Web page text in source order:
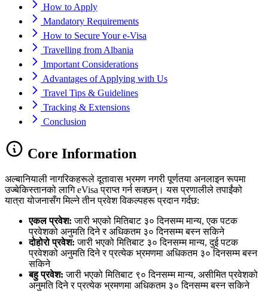
How to Apply
Mandatory Requirements
How to Secure Your e-Visa
Travelling from Albania
Important Considerations
Advantages of Applying with Us
Travel Tips & Guidelines
Tracking & Extensions
Conclusion
Core Information
अल्बानियाली नागरिकहरूले दूतावास भ्रमण नगरी पूर्णतया अनलाइन रूपमा
उज्बेकिस्तानको लागि eVisa प्राप्त गर्न सक्छन्। यस प्रणालीले तपाईंको
यात्रा योजनासँग मिल्ने तीन प्रवेश विकल्पहरू प्रदान गर्दछ:
एकल प्रवेश: जारी भएको मितिबाट ३० दिनसम्म मान्य, एक पटक
प्रवेशको अनुमति दिने र अधिकतम ३० दिनसम्म बस्न सकिने
दोहोरो प्रवेश: जारी भएको मितिबाट ३० दिनसम्म मान्य, दुई पटक
प्रवेशको अनुमति दिने र प्रत्येक भ्रमणमा अधिकतम ३० दिनसम्म बस्न
सकिने
बहु प्रवेश: जारी भएको मितिबाट ९० दिनसम्म मान्य, असीमित प्रवेशको
अनुमति दिने र प्रत्येक भ्रमणमा अधिकतम ३० दिनसम्म बस्न सकिने